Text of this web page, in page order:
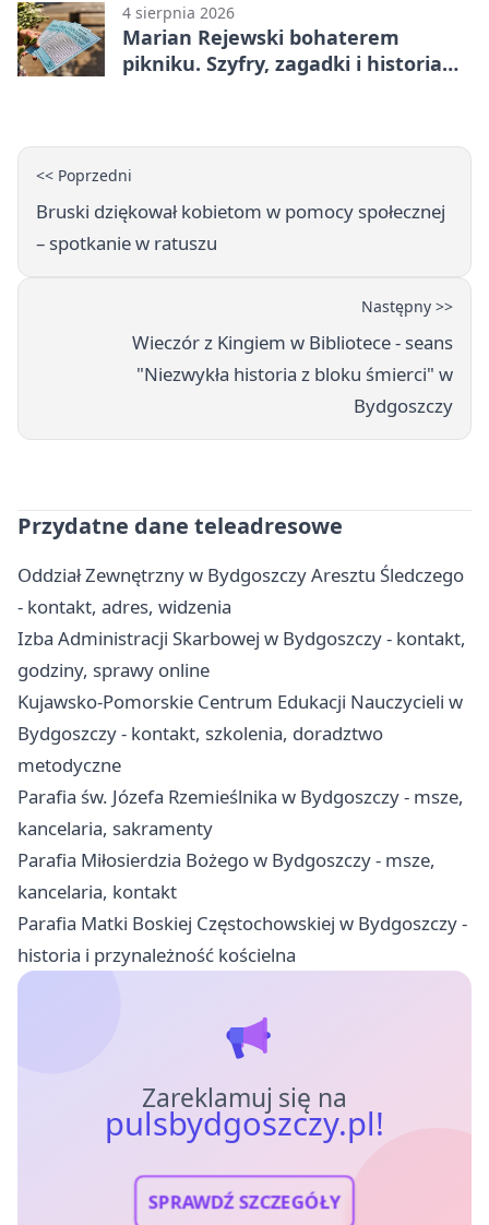
4 sierpnia 2026
Marian Rejewski bohaterem
pikniku. Szyfry, zagadki i historia
<< Poprzedni
Bruski dziękował kobietom w pomocy społecznej
– spotkanie w ratuszu
Następny >>
Wieczór z Kingiem w Bibliotece - seans
"Niezwykła historia z bloku śmierci" w
Bydgoszczy
Przydatne dane teleadresowe
Oddział Zewnętrzny w Bydgoszczy Aresztu Śledczego
- kontakt, adres, widzenia
Izba Administracji Skarbowej w Bydgoszczy - kontakt,
godziny, sprawy online
Kujawsko-Pomorskie Centrum Edukacji Nauczycieli w
Bydgoszczy - kontakt, szkolenia, doradztwo
metodyczne
Parafia św. Józefa Rzemieślnika w Bydgoszczy - msze,
kancelaria, sakramenty
Parafia Miłosierdzia Bożego w Bydgoszczy - msze,
kancelaria, kontakt
Parafia Matki Boskiej Częstochowskiej w Bydgoszczy -
historia i przynależność kościelna
Zareklamuj się na
pulsbydgoszczy.pl!
SPRAWDŹ SZCZEGÓŁY